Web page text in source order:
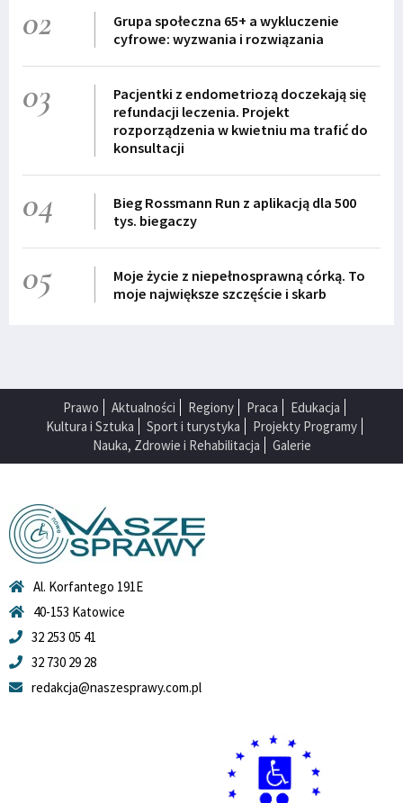
02
Grupa społeczna 65+ a wykluczenie
cyfrowe: wyzwania i rozwiązania
03
Pacjentki z endometriozą doczekają się
refundacji leczenia. Projekt
rozporządzenia w kwietniu ma trafić do
konsultacji
04
Bieg Rossmann Run z aplikacją dla 500
tys. biegaczy
05
Moje życie z niepełnosprawną córką. To
moje największe szczęście i skarb
Prawo Aktualności Regiony Praca
Edukacja
Kultura i Sztuka
Sport i turystyka
Projekty Programy
Nauka, Zdrowie i Rehabilitacja
Galerie
Al. Korfantego 191E
40-153 Katowice
32 253 05 41
32 730 29 28
redakcja@naszesprawy.com.pl